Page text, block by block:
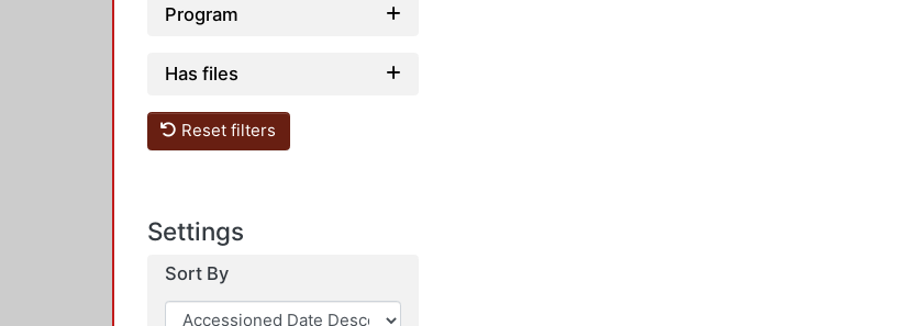
Program
Has files
Reset filters
Settings
Sort By